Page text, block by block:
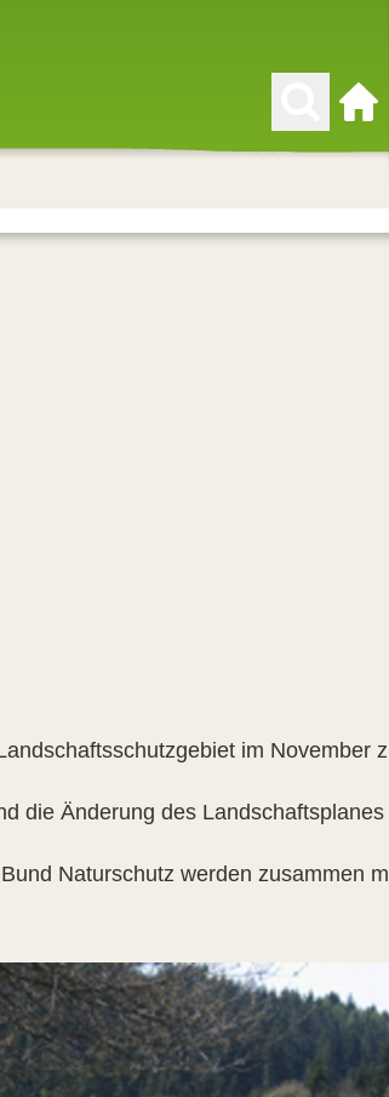
Zur
im November
die Änderung des
Naturschutz werden zusammen